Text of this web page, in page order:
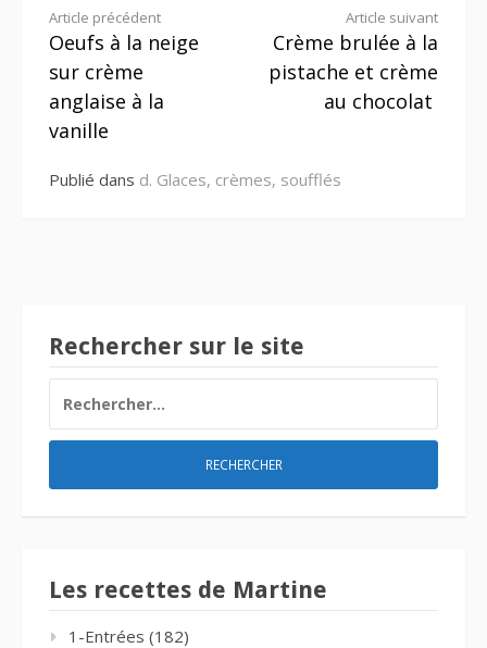
Lire
la
suite
Article précédent
Oeufs à la neige
sur crème
anglaise à la
vanille
Article suivant
Crème brulée à la
pistache et crème
au chocolat
Publié dans d. Glaces, crèmes, soufflés
Rechercher sur le site
Les recettes de Martine
1-Entrées (182)